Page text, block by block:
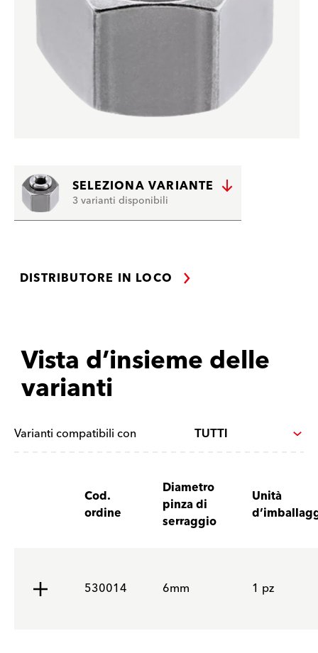
SELEZIONA VARIANTE
3 varianti disponibili
DISTRIBUTORE IN LOCO
Vista d’insieme delle
varianti
Varianti compatibili con
Cod.
ordine
Diametro
pinza di
serraggio
Unità
530014 6mm 1 pz